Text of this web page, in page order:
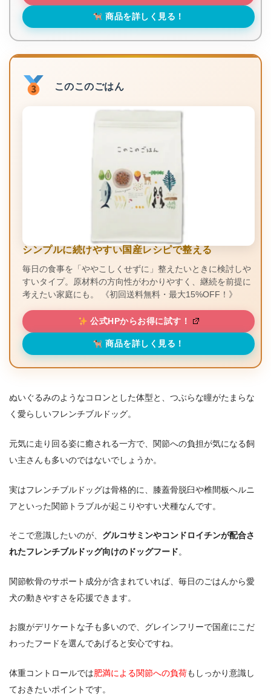
商品を詳しく見る！
このこのごはん
シンプルに続けやすい国産レシピで整える
毎日の食事を「ややこしくせずに」整えたいときに検討しや
すいタイプ。原材料の方向性がわかりやすく、継続を前提に
考えたい家庭にも。 《初回送料無料・最大15%OFF！》
公式HPからお得に試す！
商品を詳しく見る！
ぬいぐるみのようなコロンとした体型と、つぶらな瞳がたまらな
く愛らしいフレンチブルドッグ。
元気に走り回る姿に癒される一方で、関節への負担が気になる飼
い主さんも多いのではないでしょうか。
実はフレンチブルドッグは骨格的に、膝蓋骨脱臼や椎間板ヘルニ
アといった関節トラブルが起こりやすい犬種なんです。
そこで意識したいのが、 グルコサミンやコンドロイチンが配合さ
れたフレンチブルドッグ向けのドッグフード。
関節軟骨のサポート成分が含まれていれば、毎日のごはんから愛
犬の動きやすさを応援できます。
お腹がデリケートな子も多いので、グレインフリーで国産にこだ
わったフードを選んであげると安心ですね。
体重コントロールでは肥満による関節への負荷もしっかり意識し
ておきたいポイントです。